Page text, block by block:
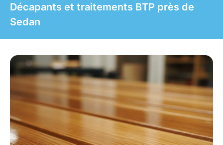
Décapants et traitements BTP près de
Sedan